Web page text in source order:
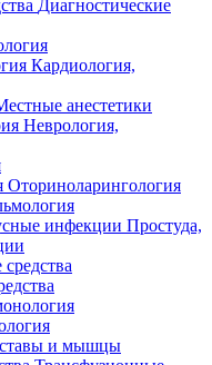
Диагностические
Кардиология,
анестетики
Неврология,
Оториноларингология
Простуда,
и мышцы